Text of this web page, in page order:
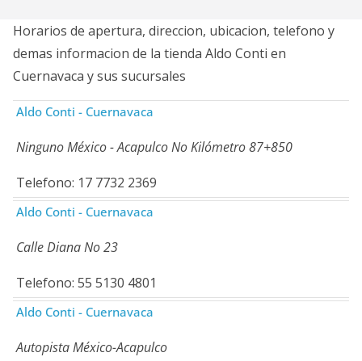
Horarios de apertura, direccion, ubicacion, telefono y
demas informacion de la tienda Aldo Conti en
Cuernavaca y sus sucursales
Aldo Conti - Cuernavaca
Ninguno México - Acapulco No Kilómetro 87+850
Telefono: 17 7732 2369
Aldo Conti - Cuernavaca
Calle Diana No 23
Telefono: 55 5130 4801
Aldo Conti - Cuernavaca
Autopista México-Acapulco